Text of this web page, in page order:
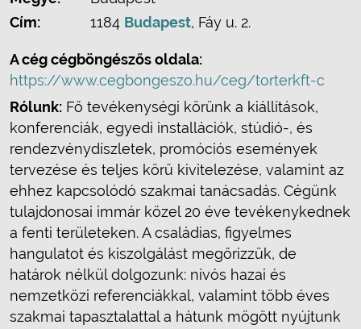
Cím:
1184 Budapest, Fáy u. 2.
A cég cégböngészős oldala:
https://www.cegbongeszo.hu/ceg/torterkft-c
Rólunk: Fő tevékenységi körünk a kiállítások,
konferenciák, egyedi installációk, stúdió-, és
rendezvénydíszletek, promóciós események
tervezése és teljes körű kivitelezése, valamint az
ehhez kapcsolódó szakmai tanácsadás. Cégünk
tulajdonosai immár közel 20 éve tevékenykednek
a fenti területeken. A családias, figyelmes
hangulatot és kiszolgálást megőrizzük, de
határok nélkül dolgozunk: nívós hazai és
nemzetközi referenciákkal, valamint több éves
szakmai tapasztalattal a hátunk mögött nyújtunk